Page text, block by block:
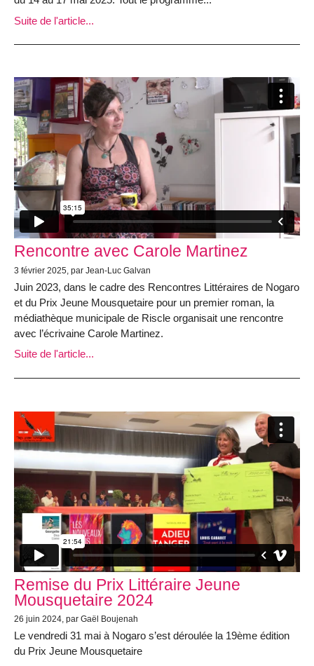
Suite de l'article...
Rencontre avec Carole Martinez
3 février 2025, par Jean-Luc Galvan
Juin 2023, dans le cadre des Rencontres Littéraires de Nogaro
et du Prix Jeune Mousquetaire pour un premier roman, la
médiathèque municipale de Riscle organisait une rencontre
avec l’écrivaine Carole Martinez.
Suite de l'article...
Remise du Prix Littéraire Jeune
Mousquetaire 2024
26 juin 2024, par Gaël Boujenah
Le vendredi 31 mai à Nogaro s’est déroulée la 19ème édition
du Prix Jeune Mousquetaire